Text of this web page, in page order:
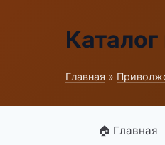
Главная »
🏠 Главная